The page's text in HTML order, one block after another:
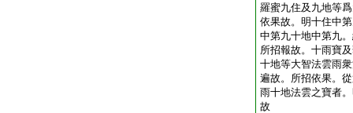
羅蜜九住及九地等
依果故。明十住中
中第九十地中第九
所招報故。十雨寶
十地等大智法雲雨
遍故。所招依果。
雨十地法雲之寶者
故